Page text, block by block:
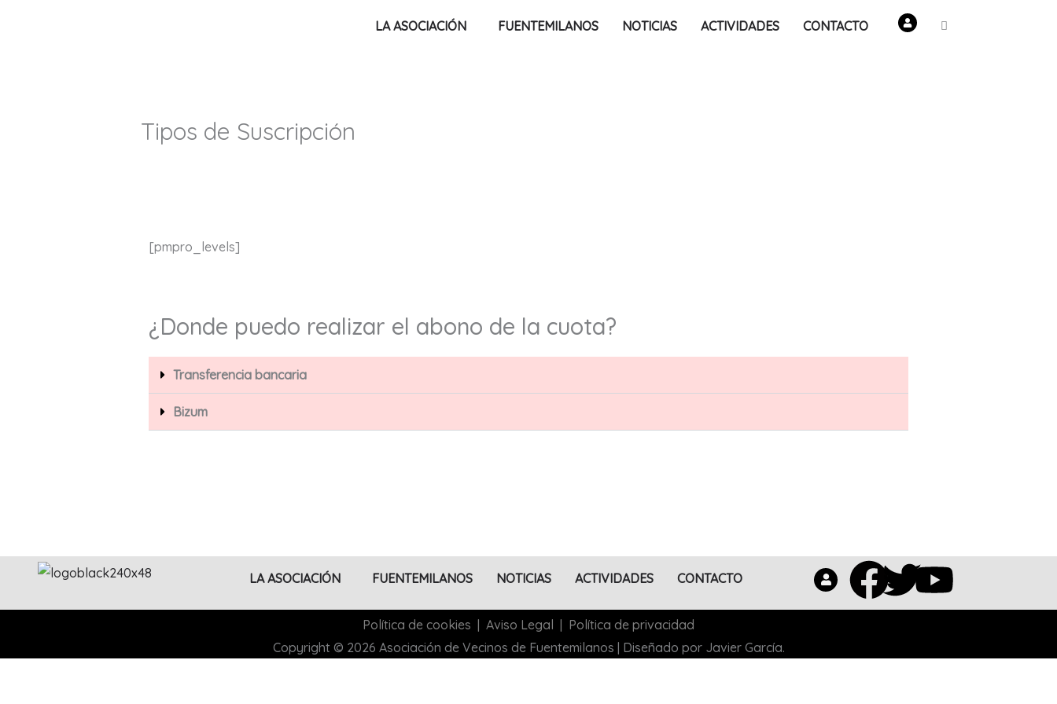
LA ASOCIACIÓN FUENTEMILANOS NOTICIAS ACTIVIDADES CONTACTO
Tipos de Suscripción
[pmpro_levels]
¿Donde puedo realizar el abono de la cuota?
Transferencia bancaria
Bizum
LA ASOCIACIÓN FUENTEMILANOS NOTICIAS ACTIVIDADES CONTACTO Facebook
Twitter
Política de cookies | Aviso Legal | Política de privacidad
Copyright © 2026 Asociación de Vecinos de Fuentemilanos | Diseñado por Javier García.